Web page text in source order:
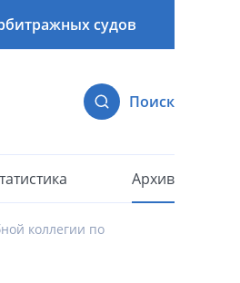
судов
Поиск
Архив
коллегии по